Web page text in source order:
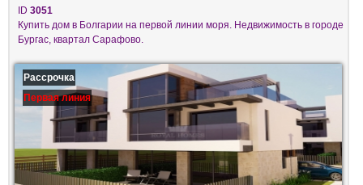
ID 3051
Купить дом в Болгарии на первой линии моря. Недвижимость в городе
Бургас, квартал Сарафово.
Рассрочка
Первая линия